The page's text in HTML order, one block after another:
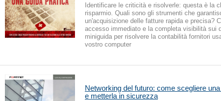
Identificare le criticità e risolverle: questa è la
risparmio. Quali sono gli strumenti che
un'acquisizione delle fatture rapida e precisa?
accesso immediato e la completa visibilità sui
miniguida per risolvere la contabilità fornitori
vostro computer
Networking del futuro: come scegliere
e metterla in sicurezza